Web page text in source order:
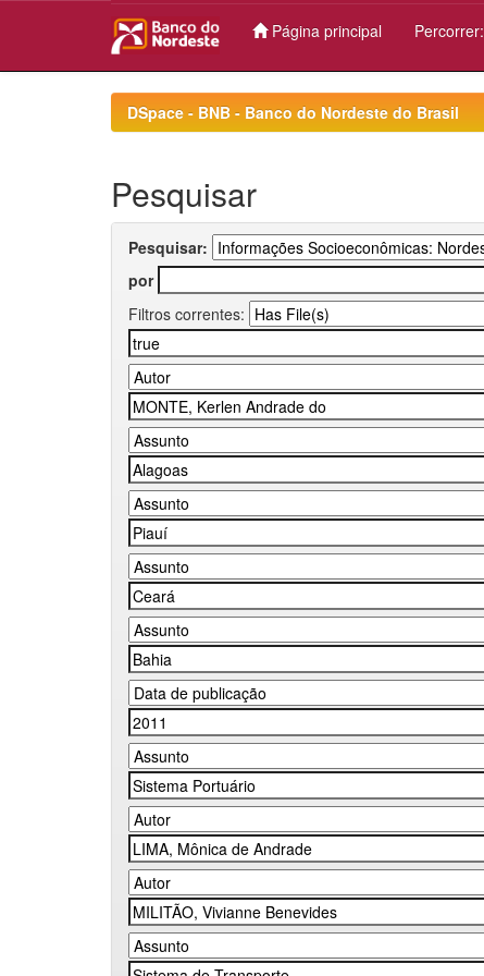
Página principal Percorrer:
DSpace - BNB - Banco do Nordeste do Brasil
Pesquisar
Pesquisar:
por
Filtros correntes: